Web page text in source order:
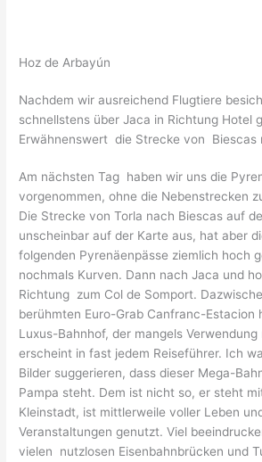
Hoz de Arbayún
Nachdem wir ausreichend Flugtiere
schnellstens über Jaca in Richtung Hotel
Erwähnenswert die Strecke von Biescas
Am nächsten Tag haben wir uns die
vorgenommen, ohne die Nebenstrecken
Die Strecke von Torla nach Biescas auf
unscheinbar auf der Karte aus, hat aber
folgenden Pyrenäenpässe ziemlich hoch
nochmals Kurven. Dann nach Jaca und
Richtung zum Col de Somport.
berühmten Euro-Grab Canfranc-Estacion
Luxus-Bahnhof, der mangels
erscheint in fast jedem Reiseführer. Ich
Bilder suggerieren, dass dieser Mega-
Pampa steht. Dem ist nicht so, er steht
Kleinstadt, ist mittlerweile voller Leben
Veranstaltungen genutzt. Viel
vielen nutzlosen Eisenbahnbrücken und